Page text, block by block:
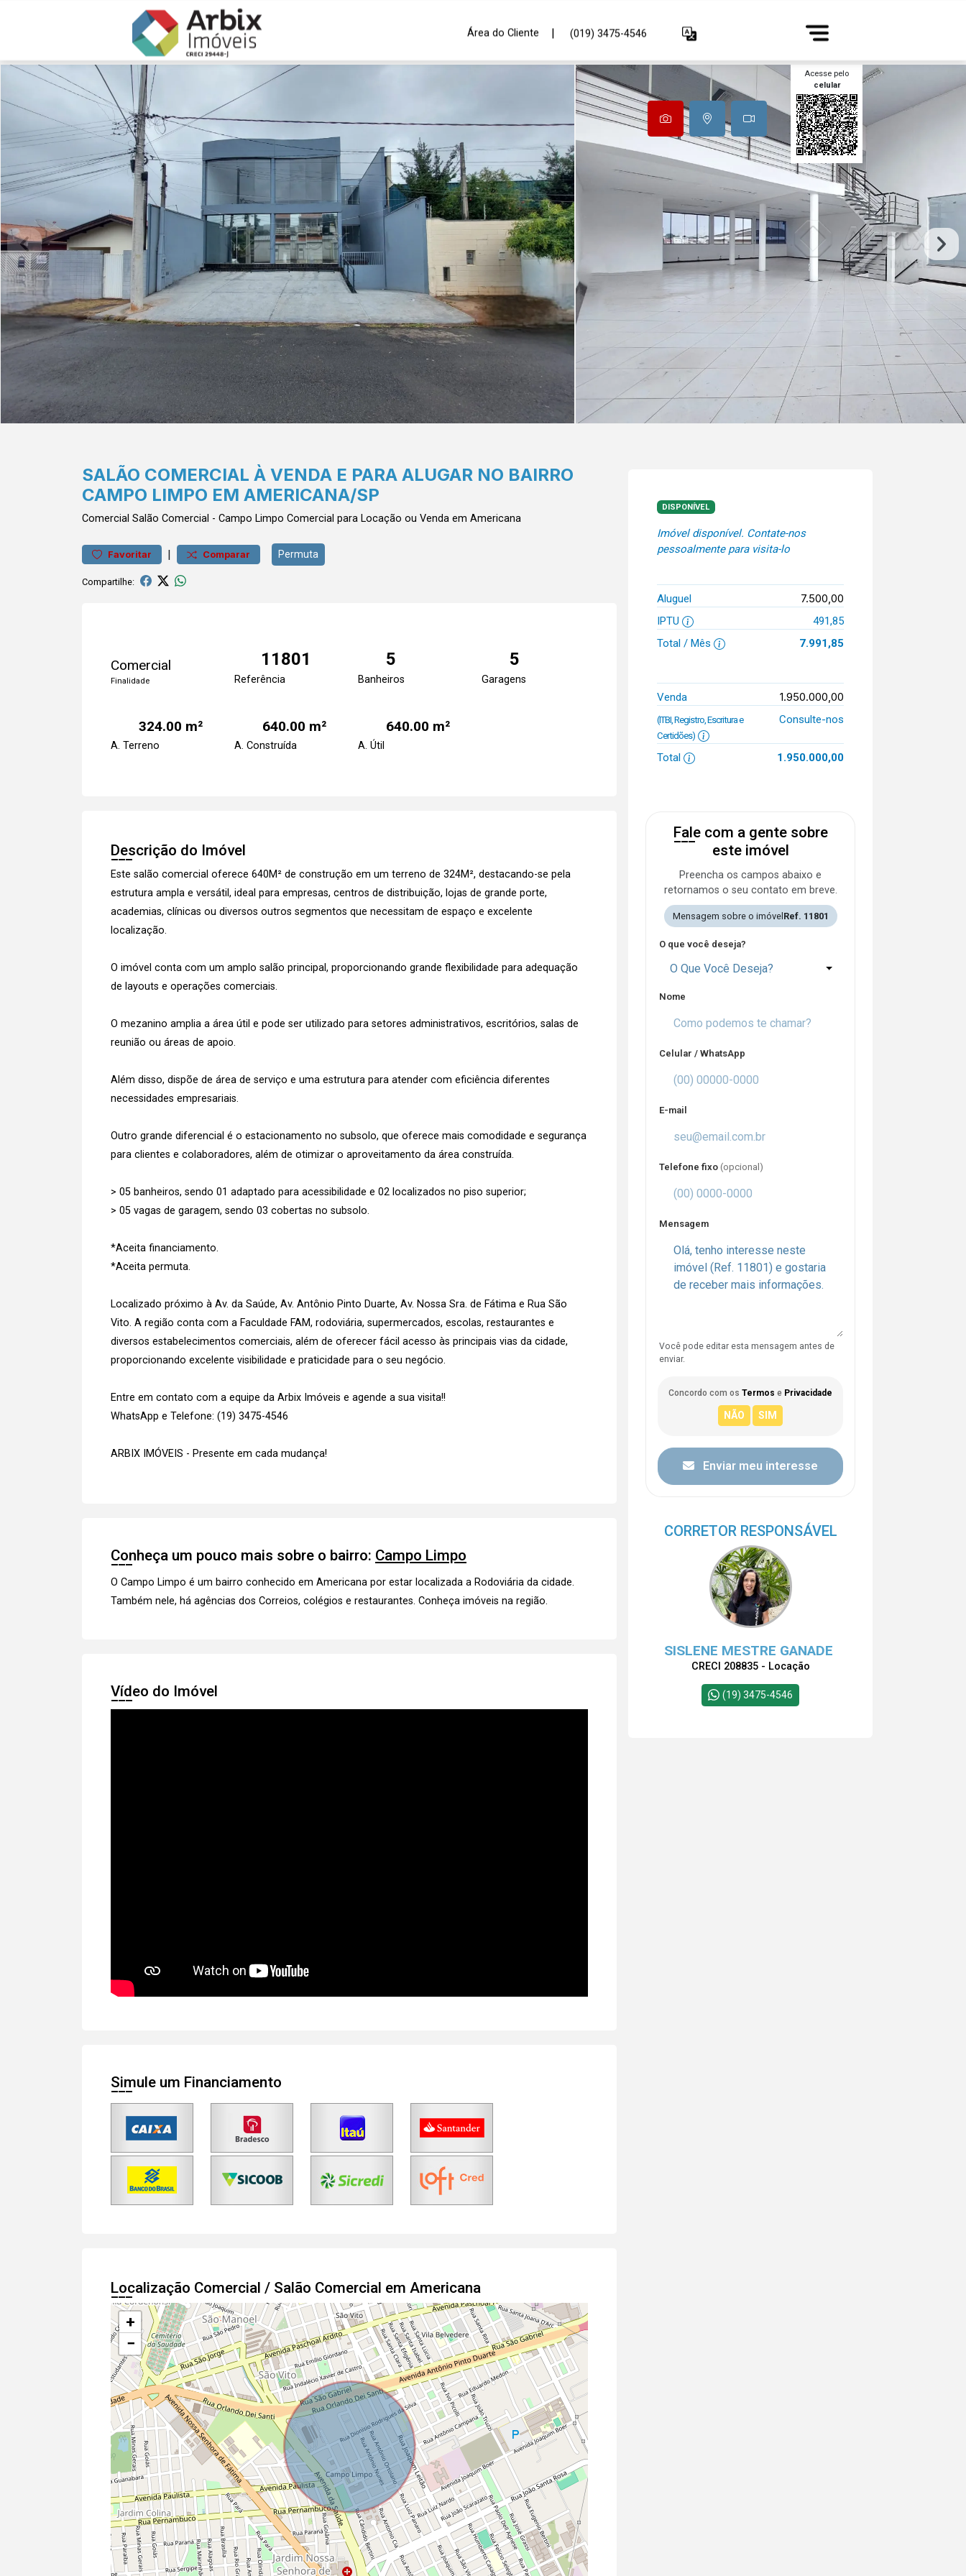
Área do Cliente | (019) 3475-4546
Acesse pelo
celular
SALÃO COMERCIAL À VENDA E PARA ALUGAR NO BAIRRO
CAMPO LIMPO EM AMERICANA/SP
Comercial Salão Comercial - Campo Limpo Comercial para Locação ou Venda em Americana
Favoritar | Comparar Permuta
Compartilhe:
Comercial
Finalidade
11801
Referência
5
Banheiros
5
Garagens
324.00 m²
A. Terreno
640.00 m²
A. Construída
640.00 m²
A. Útil
Descrição do Imóvel
Este salão comercial oferece 640M² de construção em um terreno de 324M², destacando-se pela
estrutura ampla e versátil, ideal para empresas, centros de distribuição, lojas de grande porte,
academias, clínicas ou diversos outros segmentos que necessitam de espaço e excelente
localização.
O imóvel conta com um amplo salão principal, proporcionando grande flexibilidade para adequação
de layouts e operações comerciais.
O mezanino amplia a área útil e pode ser utilizado para setores administrativos, escritórios, salas de
reunião ou áreas de apoio.
Além disso, dispõe de área de serviço e uma estrutura para atender com eficiência diferentes
necessidades empresariais.
Outro grande diferencial é o estacionamento no subsolo, que oferece mais comodidade e segurança
para clientes e colaboradores, além de otimizar o aproveitamento da área construída.
> 05 banheiros, sendo 01 adaptado para acessibilidade e 02 localizados no piso superior;
> 05 vagas de garagem, sendo 03 cobertas no subsolo.
*Aceita financiamento.
*Aceita permuta.
Localizado próximo à Av. da Saúde, Av. Antônio Pinto Duarte, Av. Nossa Sra. de Fátima e Rua São
Vito. A região conta com a Faculdade FAM, rodoviária, supermercados, escolas, restaurantes e
diversos estabelecimentos comerciais, além de oferecer fácil acesso às principais vias da cidade,
proporcionando excelente visibilidade e praticidade para o seu negócio.
Entre em contato com a equipe da Arbix Imóveis e agende a sua visita!!
WhatsApp e Telefone: (19) 3475-4546
ARBIX IMÓVEIS - Presente em cada mudança!
Conheça um pouco mais sobre o bairro: Campo Limpo
O Campo Limpo é um bairro conhecido em Americana por estar localizada a Rodoviária da cidade.
Também nele, há agências dos Correios, colégios e restaurantes. Conheça imóveis na região.
Vídeo do Imóvel
Simule um Financiamento
Localização Comercial / Salão Comercial em Americana
+
−
DISPONÍVEL
Imóvel disponível. Contate-nos
pessoalmente para visita-lo
Aluguel 7.500,00
IPTU
491,85
Total / Mês
7.991,85
Venda 1.950.000,00
(ITBI, Registro, Escritura e
Certidões)
Consulte-nos
Total 1.950.000,00
Fale com a gente sobre
este imóvel
Preencha os campos abaixo e
retornamos o seu contato em breve.
Mensagem sobre o imóvel Ref. 11801
O que você deseja?
O Que Você Deseja?
Nome
Celular / WhatsApp
E-mail
Telefone fixo (opcional)
Mensagem
Você pode editar esta mensagem antes de
enviar.
Concordo com os Termos e Privacidade
Enviar meu interesse
CORRETOR RESPONSÁVEL
SISLENE MESTRE GANADE
CRECI 208835 - Locação
(19) 3475-4546